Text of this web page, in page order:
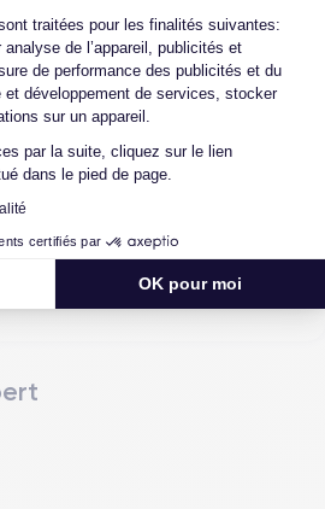
traitées pour les finalités suivantes:
de l’appareil, publicités et
de performance des publicités et du
et développement de services, stocker
sur un appareil.
par la suite, cliquez sur le lien
dans le pied de page.
certifiés par
OK pour moi
consent
Type de SIM
eSIM
Débloqué
Oui, tous opérateurs
en détail les caractéristiques de ce
fiche technique de l'iPhone 14 Pro Max.
payer l'iPhone 14 Pro
fois ?
entre un iPhone
et un iPhone 14
?
de vie d'un iPhone 14
?
entre une Carte
?
une eSIM ?